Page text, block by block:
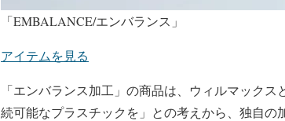
「EMBALANCE/エンバランス」
アイテムを見る
「エンバランス加工」の商品は、ウィルマック
続可能なプラスチックを」との考えから、独自